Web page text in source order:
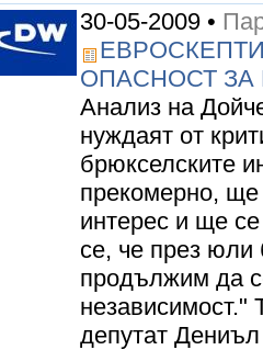
30-05-2009 •
ОПАСНОСТ ЗА
Анализ на
нуждаят от
брюкселските
прекомерно, ще
интерес и ще
се, че през юли
продължим да
независимост."
депутат